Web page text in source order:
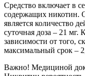
Средство включает в
содержащих никотин.
является количество
суточная доза – 21 мг.
зависимости от того,
максимальный срок –
Важно! Медициной